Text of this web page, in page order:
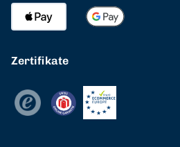
Zertifikate